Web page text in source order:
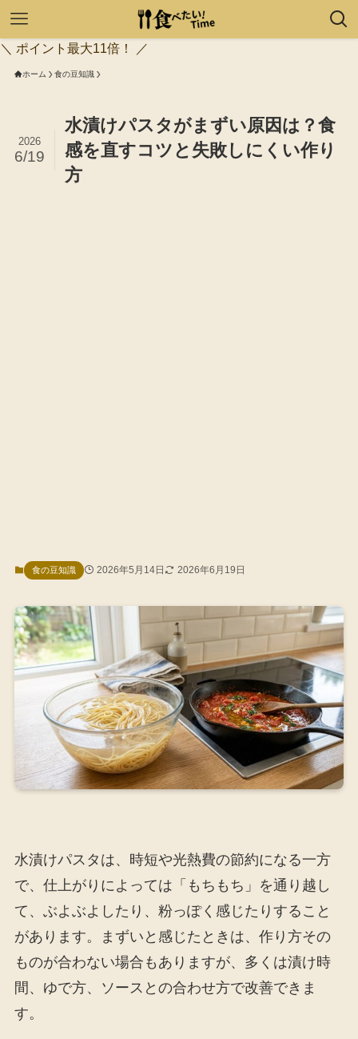
＼ ポイント最大11倍！ ／
ホーム 食の豆知識
水漬けパスタがまずい原因は？食
感を直すコツと失敗しにくい作り
方
2026
6/19
食の豆知識 2026年5月14日 2026年6月19日
水漬けパスタは、時短や光熱費の節約になる一方
で、仕上がりによっては「もちもち」を通り越し
て、ぶよぶよしたり、粉っぽく感じたりすること
があります。まずいと感じたときは、作り方その
ものが合わない場合もありますが、多くは漬け時
間、ゆで方、ソースとの合わせ方で改善できま
す。